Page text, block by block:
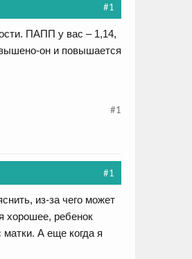
#1
ПАПП у вас – 1,14,
он и повышается
#1
#1
из-за чего может
хорошее, ребенок
А еще когда я